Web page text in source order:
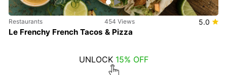
Restaurants 454 Views 5.0
Le Frenchy French Tacos & Pizza
UNLOCK 15% OFF